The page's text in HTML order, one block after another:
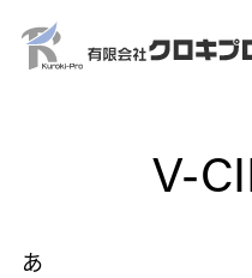
V-
あ